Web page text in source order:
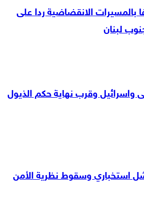
بالمسيرات الانقضاضية ردا على
لبنان
واسرائيل وقرب نهاية حكم الذيول
استخباري وسقوط نظرية الأمن